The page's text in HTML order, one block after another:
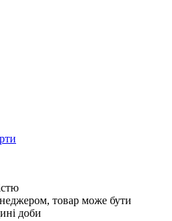
товар може бути
доби